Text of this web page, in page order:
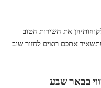
את השירות הטוב
אתכם רוצים לחזור שוב